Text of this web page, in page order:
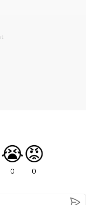
😭
0
😡
0